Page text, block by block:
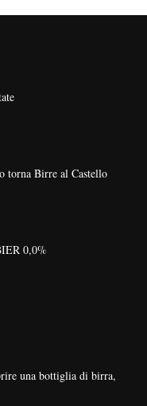
torna Birre al Castello
0,0%
una bottiglia di birra,